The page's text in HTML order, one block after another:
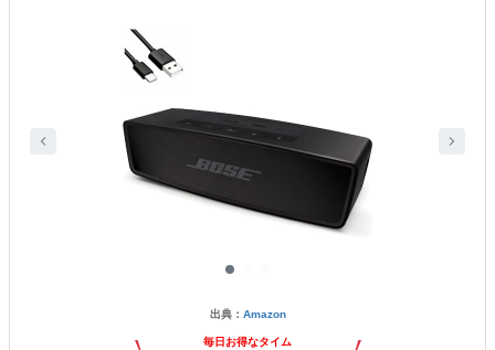
出典： Amazon
毎日お得なタイム